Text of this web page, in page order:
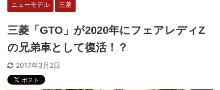
ニューモデル 三菱
三菱「GTO」が2020年にフェアレディZ
の兄弟車として復活！？
2017年3月2日